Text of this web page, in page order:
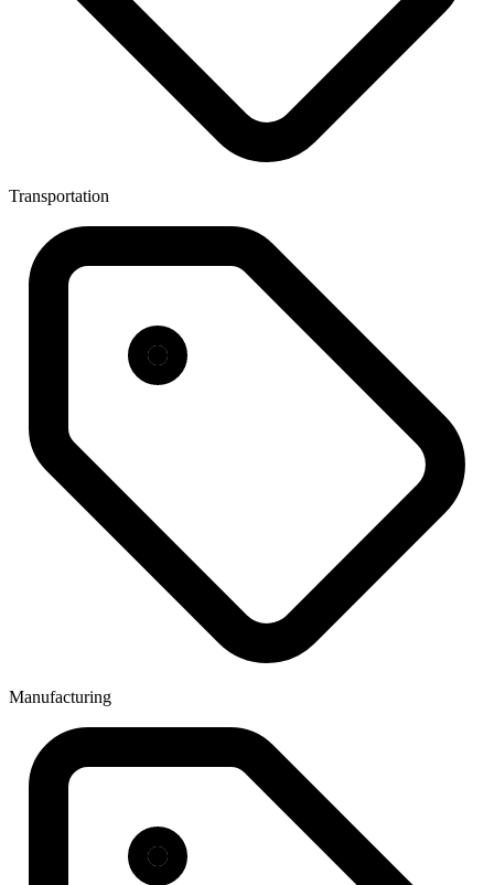
Transportation
Manufacturing